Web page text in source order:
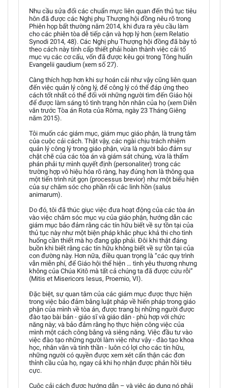
Nhu cầu sửa đổi các chuẩn mực liên quan đến thủ tục tiêu
hôn đã được các Nghị phụ Thượng hội đồng nêu rõ trong
Phiên họp bất thường năm 2014, khi đưa ra yêu cầu làm
cho các phiên tòa dễ tiếp cận và hợp lý hơn (xem Relatio
Synodi 2014, 48). Các Nghị phụ Thượng hội đồng đã bày tỏ
theo cách này tính cấp thiết phải hoàn thành việc cải tổ
mục vụ các cơ cấu, vốn đã được kêu gọi trong Tông huấn
Evangelii gaudium (xem số 27).
Càng thích hợp hơn khi sự hoán cải như vậy cũng liên quan
đến việc quản lý công lý, để công lý có thể đáp ứng theo
cách tốt nhất có thể đối với những người tìm đến Giáo hội
để được làm sáng tỏ tình trạng hôn nhân của họ (xem Diễn
văn trước Tòa án Rota của Rôma, ngày 23 Tháng Giêng
năm 2015).
Tôi muốn các giám mục, giám mục giáo phận, là trung tâm
của cuộc cải cách. Thật vậy, các ngài chịu trách nhiệm
quản lý công lý trong giáo phận, vừa là người bảo đảm sự
chặt chẽ của các tòa án và giám sát chúng, vừa là thẩm
phán phải tự mình quyết định (personaliter) trong các
trường hợp vô hiệu hóa rõ ràng, hay đúng hơn là thông qua
một tiến trình rút gọn (processus brevior) như một biểu hiện
của sự chăm sóc cho phần rỗi các linh hồn (salus
animarum).
Do đó, tôi đã thúc giục việc đưa hoạt động của các tòa án
vào việc chăm sóc mục vụ của giáo phận, hướng dẫn các
giám mục bảo đảm rằng các tín hữu biết về sự tồn tại của
thủ tục này như một biện pháp khắc phục khả thi cho tình
huống cần thiết mà họ đang gặp phải. Đôi khi thật đáng
buồn khi biết rằng các tín hữu không biết về sự tồn tại của
con đường này. Hơn nữa, điều quan trọng là “các quy trình
vẫn miễn phí, để Giáo hội thể hiện … tình yêu thương nhưng
không của Chúa Kitô mà tất cả chúng ta đã được cứu rỗi”
(Mitis et Misericors Iesus, Proemio, VI).
Đặc biệt, sự quan tâm của các giám mục được thực hiện
trong việc bảo đảm bằng luật pháp về hiến pháp trong giáo
phận của mình về tòa án, được trang bị những người được
đào tạo bài bản - giáo sĩ và giáo dân - phù hợp với chức
năng này; và bảo đảm rằng họ thực hiện công việc của
mình một cách công bằng và siêng năng. Việc đầu tư vào
việc đào tạo những người làm việc như vậy - đào tạo khoa
học, nhân văn và tinh thần - luôn có lợi cho các tín hữu,
những người có quyền được xem xét cẩn thận các đơn
thỉnh cầu của họ, ngay cả khi họ nhận được phản hồi tiêu
cực.
Cuộc cải cách được hướng dẫn – và việc áp dụng nó phải